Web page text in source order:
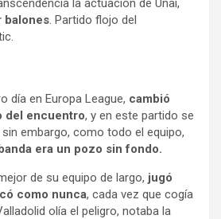
la actuación de Unai,
balones. Partido flojo del
día en Europa League, cambió
del encuentro, y en este partido se
embargo, como todo el equipo,
era un pozo sin fondo.
de su equipo de largo, jugó
como nunca, cada vez que cogía
olía el peligro, notaba la